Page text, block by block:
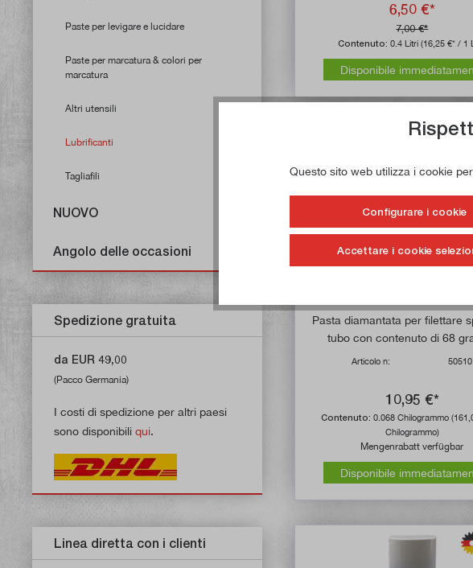
Paste per levigare e lucidare
Paste per marcatura & colori per
marcatura
Altri utensili
Lubrificanti
Tagliafili
NUOVO
Angolo delle occasioni
Spedizione gratuita
da EUR 49,00
(Pacco Germania)
I costi di spedizione per altri paesi
sono disponibili qui.
Linea diretta con i clienti
6,50 €*
7,00 €*
Contenuto: 0.4 Litri (16,25 €* / 1
Disponibile
Valutazione media
Pasta diamantata per filettare
tubo con contenuto di 68
Articolo n: 50510
10,95 €*
Contenuto: 0.068 Chilogrammo
Chilogrammo)
Mengenrabatt verfügbar
Disponibile
Questo sito web utilizza i cookie
Configurare i cookie
Accettare i cookie